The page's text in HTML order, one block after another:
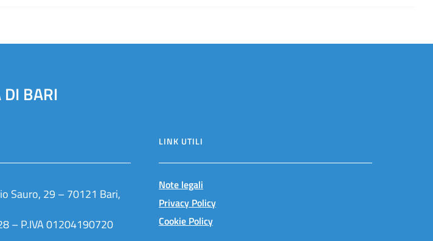
DI BARI
Sauro, 29 – 70121 Bari,
– P.IVA 01204190720
LINK UTILI
Note legali
Privacy Policy
Cookie Policy